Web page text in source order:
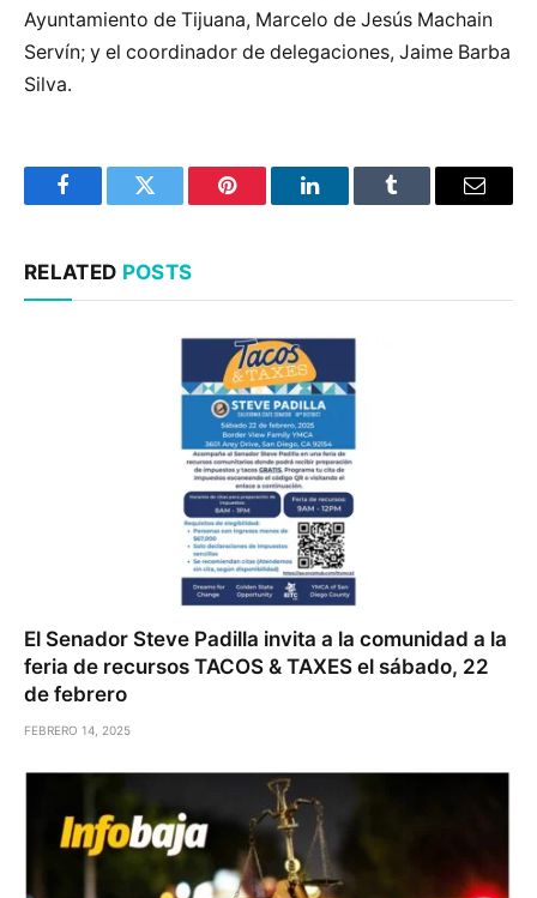
Ayuntamiento de Tijuana, Marcelo de Jesús Machain
Servín; y el coordinador de delegaciones, Jaime Barba
Silva.
FacebookTwitter Pinterest LinkedInTumblr Email
RELATED POSTS
El Senador Steve Padilla invita a la comunidad a la
feria de recursos TACOS & TAXES el sábado, 22
de febrero
FEBRERO 14, 2025